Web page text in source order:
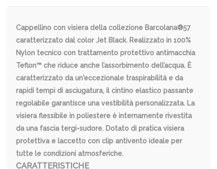
Cappellino con visiera della collezione Barcolana®57
caratterizzato dal color Jet Black. Realizzato in 100%
Nylon tecnico con trattamento protettivo antimacchia
Teflon™ che riduce anche l’assorbimento dell’acqua. È
caratterizzato da un'eccezionale traspirabilità e da
rapidi tempi di asciugatura, il cintino elastico passante
regolabile garantisce una vestibilità personalizzata. La
visiera flessibile in poliestere è internamente rivestita
da una fascia tergi-sudore. Dotato di pratica visiera
protettiva e laccetto con clip antivento ideale per
tutte le condizioni atmosferiche.
CARATTERISTICHE